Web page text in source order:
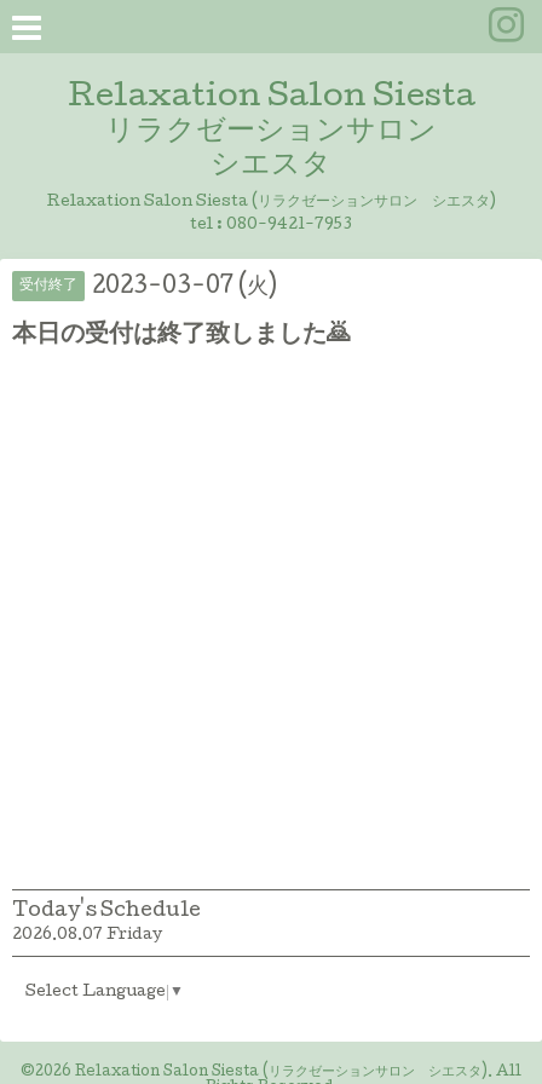
Relaxation Salon Siesta
リラクゼーションサロン
シエスタ
Relaxation Salon Siesta (リラクゼーションサロン シエスタ)
tel : 080-9421-7953
受付終了 2023-03-07 (火)
本日の受付は終了致しました🙇
Today's Schedule
2026.08.07 Friday
Select Language ▼
©2026 Relaxation Salon Siesta (リラクゼーションサロン シエスタ). All